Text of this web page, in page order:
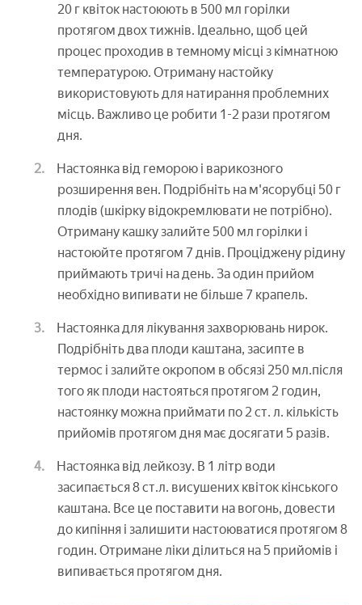
20 г квіток настоюють в 500 мл горілки
протягом двох тижнів. Ідеально, щоб цей
процес проходив в темному місці з кімнатною
температурою. Отриману настойку
використовують для натирання проблемних
місць. Важливо це робити 1-2 рази протягом
дня.
Настоянка від геморою і варикозного
розширення вен. Подрібніть на м'ясорубці 50 г
плодів (шкірку відокремлювати не потрібно).
Отриману кашку залийте 500 мл горілки і
настоюйте протягом 7 днів. Проціджену рідину
приймають тричі на день. За один прийом
необхідно випивати не більше 7 крапель.
Настоянка для лікування захворювань нирок.
Подрібніть два плоди каштана, засипте в
термос і залийте окропом в обсязі 250 мл.після
того як плоди настояться протягом 2 годин,
настоянку можна приймати по 2 ст. л. кількість
прийомів протягом дня має досягати 5 разів.
Настоянка від лейкозу. В 1 літр води
засипається 8 ст.л. висушених квіток кінського
каштана. Все це поставити на вогонь, довести
до кипіння і залишити настоюватися протягом 8
годин. Отримане ліки ділиться на 5 прийомів і
випивається протягом дня.